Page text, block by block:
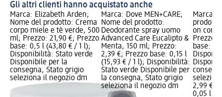
Gli altri clienti hanno acquistato anche
Marca: Elizabeth Arden;
Nome del prodotto: Crema
corpo miele e tè verde, 500
ml; Prezzo: 21,90 €; Prezzo
base: 0,5 l (43,80 € / 1 l);
Disponibilità: Stato verde
Disponibile per la
consegna, Stato grigio
seleziona il negozio dm
Marca: Dove MEN+CARE;
Nome del prodotto:
Deodorante spray uomo
Advanced Care Eucalipto &
Menta, 150 ml; Prezzo:
2,39 €; Prezzo base: 0,15 l
(15,93 € / 1 l); Disponibilità:
Stato verde Disponibile per
la consegna, Stato grigio
seleziona il negozio dm
Marca:
on con
Prezzo:
base:
2,99 €
0,05 l